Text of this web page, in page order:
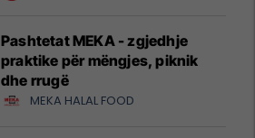
Pashtetat MEKA - zgjedhje
praktike për mëngjes, piknik
dhe rrugë
MEKA HALAL FOOD